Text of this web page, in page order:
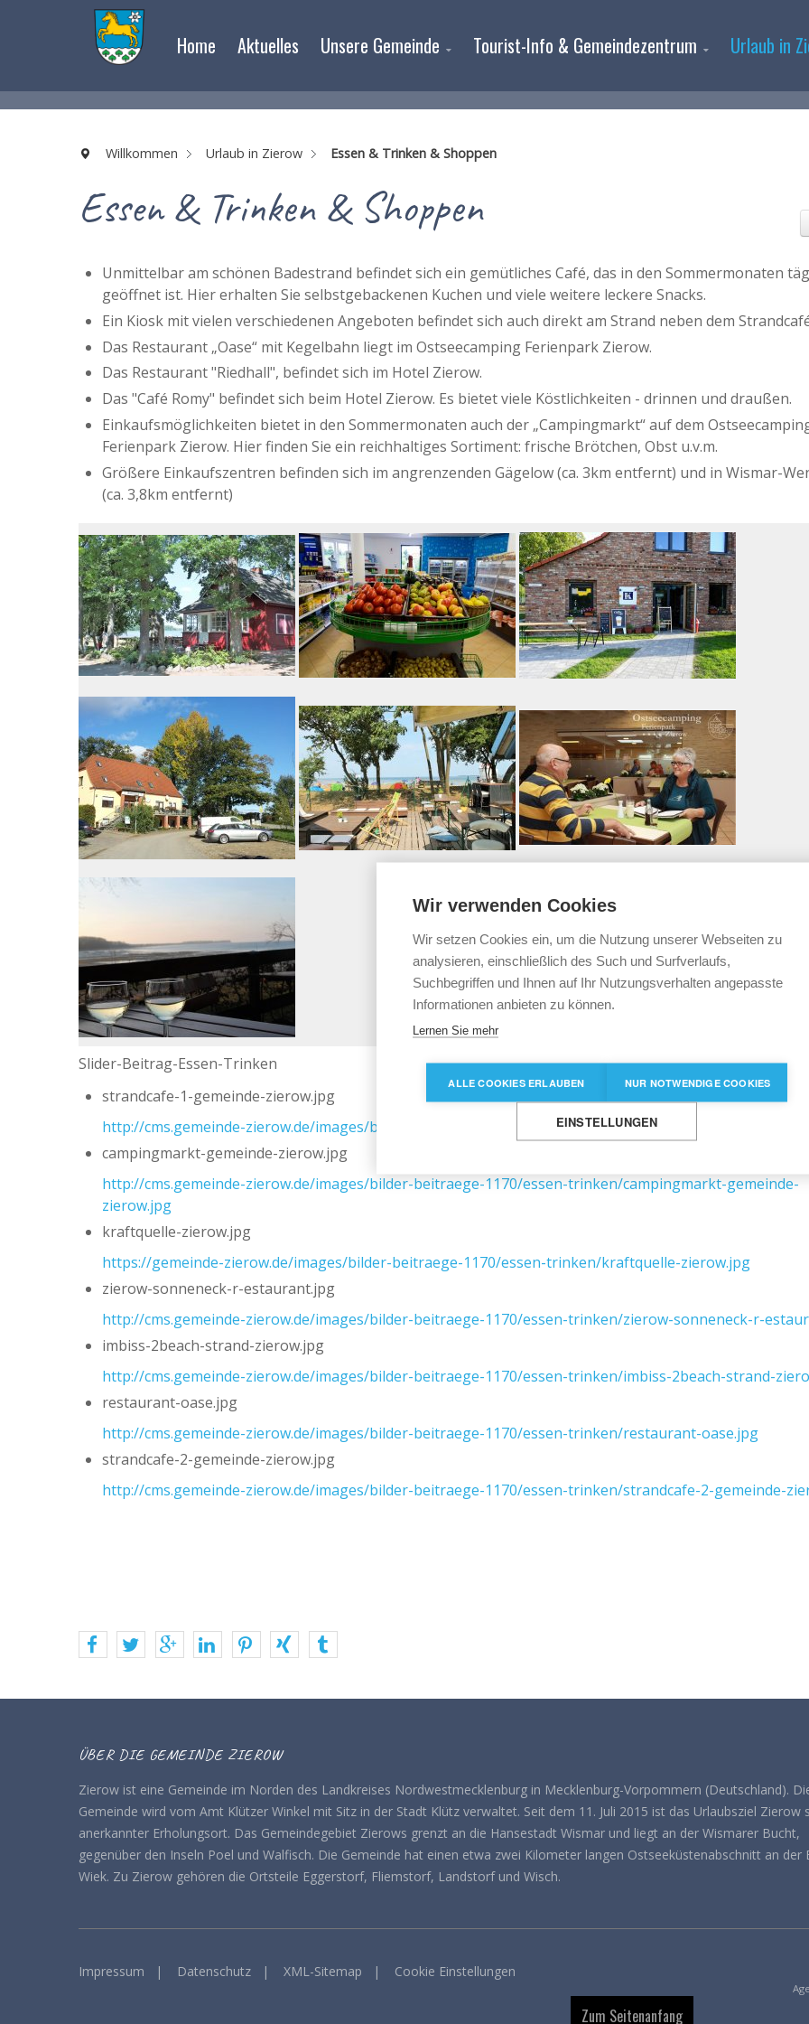
Home Aktuelles Unsere Gemeinde Tourist-Info & Gemeindezentrum Urlaub in
Willkommen Urlaub in Zierow Essen & Trinken & Shoppen
Essen & Trinken & Shoppen
Unmittelbar am schönen Badestrand befindet sich ein gemütliches Café, das in den Sommermonaten
geöffnet ist. Hier erhalten Sie selbstgebackenen Kuchen und viele weitere leckere Snacks.
Ein Kiosk mit vielen verschiedenen Angeboten befindet sich auch direkt am Strand neben dem
Das Restaurant „Oase“ mit Kegelbahn liegt im Ostseecamping Ferienpark Zierow.
Das Restaurant "Riedhall", befindet sich im Hotel Zierow.
Das "Café Romy" befindet sich beim Hotel Zierow. Es bietet viele Köstlichkeiten - drinnen und draußen.
Einkaufsmöglichkeiten bietet in den Sommermonaten auch der „Campingmarkt“ auf dem
Ferienpark Zierow. Hier finden Sie ein reichhaltiges Sortiment: frische Brötchen, Obst u.v.m.
Größere Einkaufszentren befinden sich im angrenzenden Gägelow (ca. 3km entfernt) und in Wismar-
(ca. 3,8km entfernt)
Slider-Beitrag-Essen-Trinken
strandcafe-1-gemeinde-zierow.jpg
http://cms.gemeinde-zierow.de/images/bilder-beitraege-1170/essen-trinken/strandcafe-1-gemeinde-
campingmarkt-gemeinde-zierow.jpg
http://cms.gemeinde-zierow.de/images/bilder-beitraege-1170/essen-trinken/campingmarkt-gemeinde-
zierow.jpg
kraftquelle-zierow.jpg
https://gemeinde-zierow.de/images/bilder-beitraege-1170/essen-trinken/kraftquelle-zierow.jpg
zierow-sonneneck-r-estaurant.jpg
http://cms.gemeinde-zierow.de/images/bilder-beitraege-1170/essen-trinken/zierow-sonneneck-r-
imbiss-2beach-strand-zierow.jpg
http://cms.gemeinde-zierow.de/images/bilder-beitraege-1170/essen-trinken/imbiss-2beach-strand-
restaurant-oase.jpg
http://cms.gemeinde-zierow.de/images/bilder-beitraege-1170/essen-trinken/restaurant-oase.jpg
strandcafe-2-gemeinde-zierow.jpg
http://cms.gemeinde-zierow.de/images/bilder-beitraege-1170/essen-trinken/strandcafe-2-gemeinde-
it
ÜBER DIE GEMEINDE ZIEROW
Zierow ist eine Gemeinde im Norden des Landkreises Nordwestmecklenburg in Mecklenburg-Vorpommern (Deutschland).
Gemeinde wird vom Amt Klützer Winkel mit Sitz in der Stadt Klütz verwaltet. Seit dem 11. Juli 2015 ist das Urlaubsziel Zierow
anerkannter Erholungsort. Das Gemeindegebiet Zierows grenzt an die Hansestadt Wismar und liegt an der Wismarer Bucht,
gegenüber den Inseln Poel und Walfisch. Die Gemeinde hat einen etwa zwei Kilometer langen Ostseeküstenabschnitt an der
Wiek. Zu Zierow gehören die Ortsteile Eggerstorf, Fliemstorf, Landstorf und Wisch.
Impressum | Datenschutz | XML-Sitemap | Cookie Einstellungen
Zum Seitenanfang
Wir verwenden Cookies
Wir setzen Cookies ein, um die Nutzung unserer Webseiten zu
analysieren, einschließlich des Such und Surfverlaufs,
Suchbegriffen und Ihnen auf Ihr Nutzungsverhalten angepasste
Informationen anbieten zu können.
Lernen Sie mehr
ALLE COOKIES ERLAUBEN NUR NOTWENDIGE COOKIES
EINSTELLUNGEN